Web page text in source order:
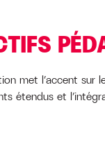
met l’accent sur
étendus et